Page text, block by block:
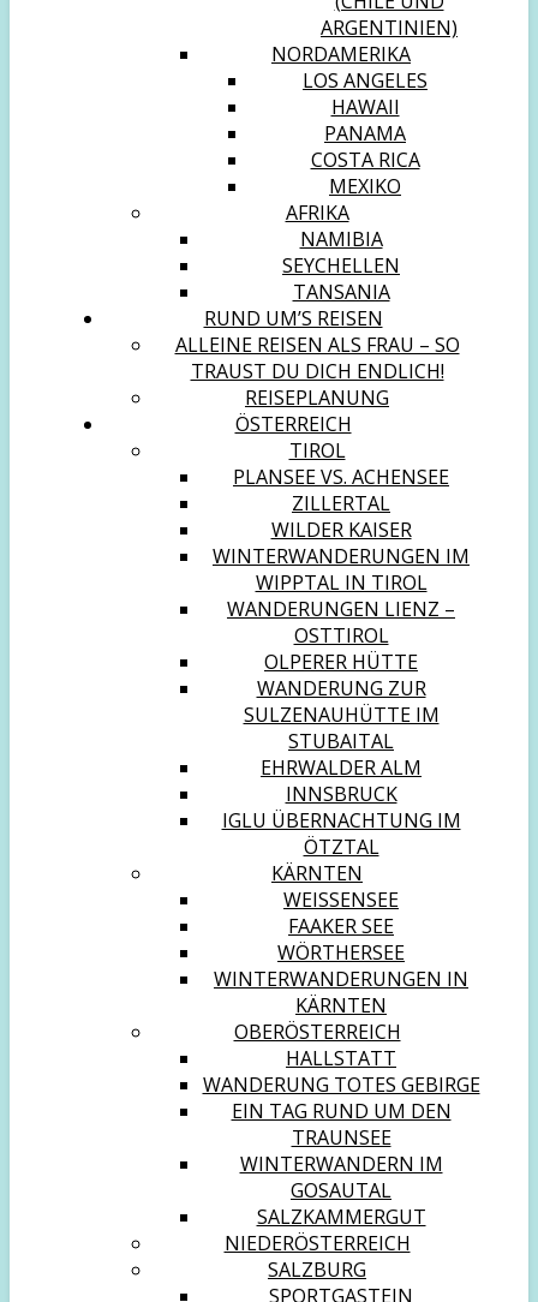
ARGENTINIEN)
NORDAMERIKA
LOS ANGELES
HAWAII
PANAMA
COSTA RICA
MEXIKO
AFRIKA
NAMIBIA
SEYCHELLEN
TANSANIA
RUND UM’S REISEN
ALLEINE REISEN ALS FRAU – SO
TRAUST DU DICH ENDLICH!
REISEPLANUNG
ÖSTERREICH
TIROL
PLANSEE VS. ACHENSEE
ZILLERTAL
WILDER KAISER
WINTERWANDERUNGEN IM
WIPPTAL IN TIROL
WANDERUNGEN LIENZ –
OSTTIROL
OLPERER HÜTTE
WANDERUNG ZUR
SULZENAUHÜTTE IM
STUBAITAL
EHRWALDER ALM
INNSBRUCK
IGLU ÜBERNACHTUNG IM
ÖTZTAL
KÄRNTEN
WEISSENSEE
FAAKER SEE
WÖRTHERSEE
WINTERWANDERUNGEN IN
KÄRNTEN
OBERÖSTERREICH
HALLSTATT
WANDERUNG TOTES GEBIRGE
EIN TAG RUND UM DEN
TRAUNSEE
WINTERWANDERN IM
GOSAUTAL
SALZKAMMERGUT
NIEDERÖSTERREICH
SALZBURG
SPORTGASTEIN